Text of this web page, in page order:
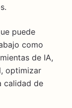
puede
como
de IA,
optimizar
calidad de